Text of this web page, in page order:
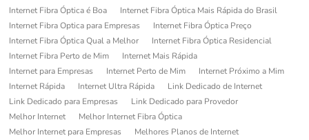
Internet Fibra Óptica é Boa
Internet Fibra Óptica Mais Rápida do Brasil
Internet Fibra Optica para Empresas
Internet Fibra Óptica Preço
Internet Fibra Óptica Qual a Melhor
Internet Fibra Óptica Residencial
Internet Fibra Perto de Mim
Internet Mais Rápida
Internet para Empresas
Internet Perto de Mim
Internet Próximo a Mim
Internet Rápida
Internet Ultra Rápida
Link Dedicado de Internet
Link Dedicado para Empresas
Link Dedicado para Provedor
Melhor Internet
Melhor Internet Fibra Óptica
Melhor Internet para Empresas
Melhores Planos de Internet